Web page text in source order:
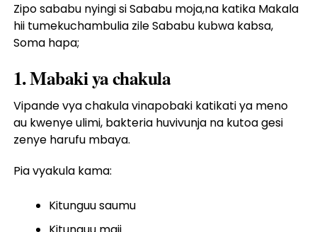
Zipo sababu nyingi si Sababu moja,na katika Makala
hii tumekuchambulia zile Sababu kubwa kabsa,
Soma hapa;
1. Mabaki ya chakula
Vipande vya chakula vinapobaki katikati ya meno
au kwenye ulimi, bakteria huvivunja na kutoa gesi
zenye harufu mbaya.
Pia vyakula kama:
Kitunguu saumu